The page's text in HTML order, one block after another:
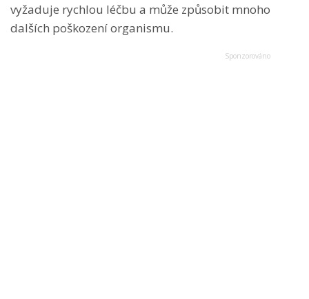
vyžaduje rychlou léčbu a může způsobit mnoho
dalších poškození organismu.